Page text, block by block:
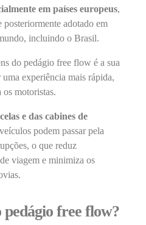
em países europeus,
adotado em
incluindo o Brasil.
do pedágio free flow é a sua
experiência mais rápida,
motoristas.
e das cabines de
podem passar pela
o que reduz
viagem e minimiza os
free flow?